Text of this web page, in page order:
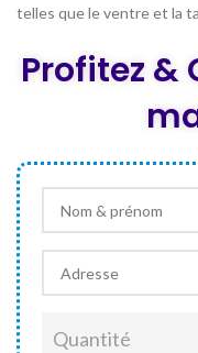
telles que le ventre et la
Profitez &
Quantité